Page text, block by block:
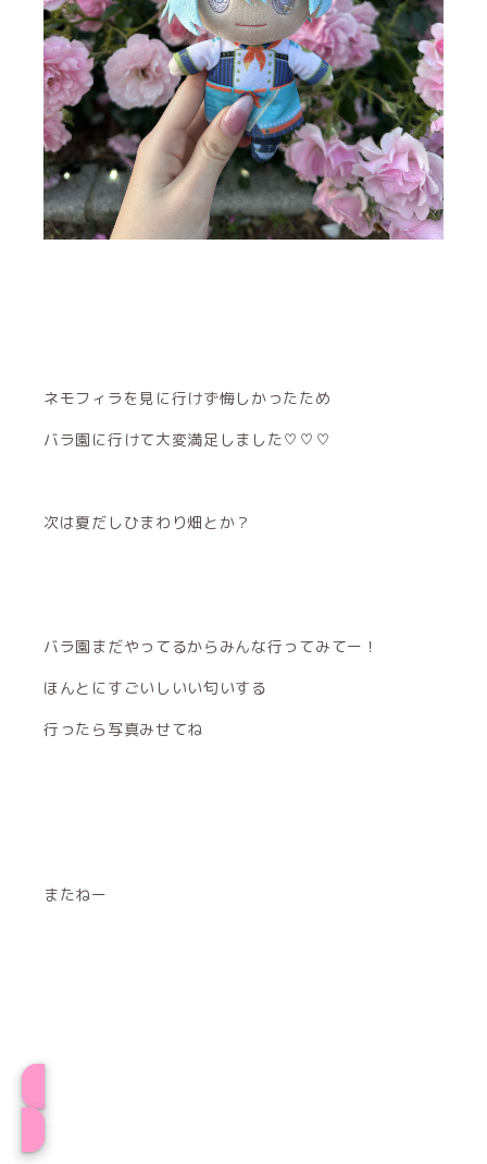
ネモフィラを見に行けず悔しかったため
バラ園に行けて大変満足しました♡♡♡
次は夏だしひまわり畑とか？
バラ園まだやってるからみんな行ってみてー！
ほんとにすごいしいい匂いする
行ったら写真みせてね
またねー